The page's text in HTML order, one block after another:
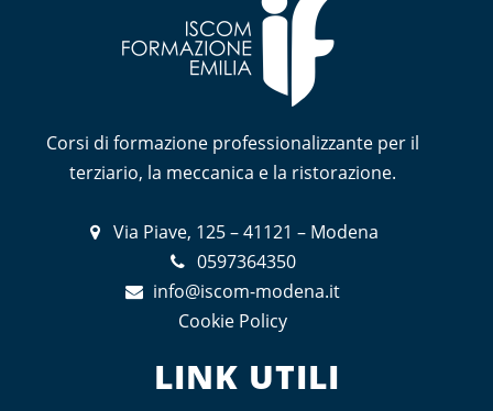
Corsi di formazione professionalizzante per il
terziario, la meccanica e la ristorazione.
Via Piave, 125 – 41121 – Modena
0597364350
info@iscom-modena.it
Cookie Policy
LINK UTILI